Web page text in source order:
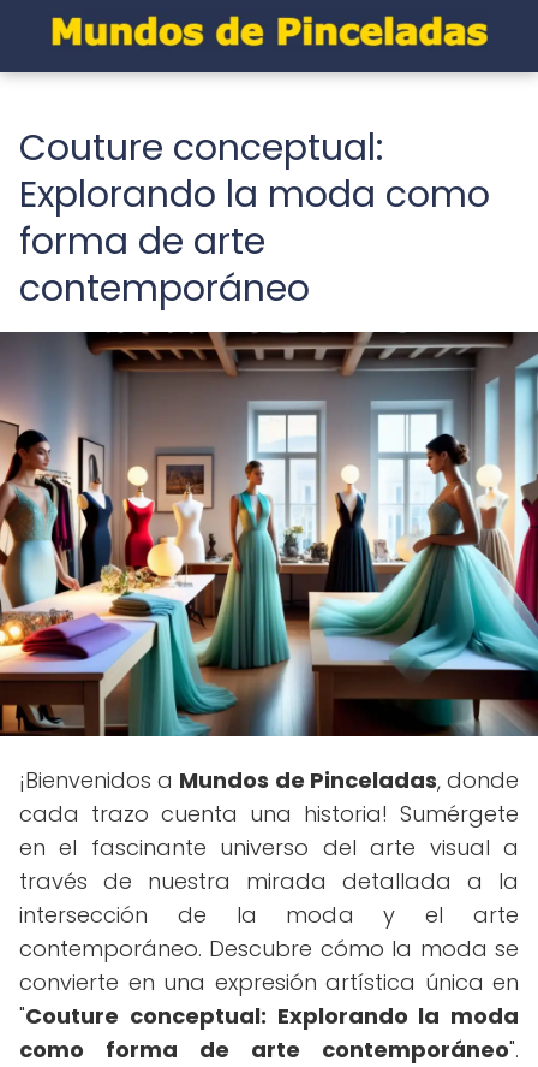
Couture conceptual:
Explorando la moda como
forma de arte
contemporáneo
¡Bienvenidos a Mundos de Pinceladas, donde
cada trazo cuenta una historia! Sumérgete
en el fascinante universo del arte visual a
través de nuestra mirada detallada a la
intersección de la moda y el arte
contemporáneo. Descubre cómo la moda se
convierte en una expresión artística única en
"Couture conceptual: Explorando la moda
como forma de arte contemporáneo".